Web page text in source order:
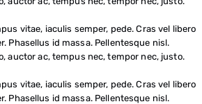
vitae, iaculis semper, pede. Cras vel libero
Phasellus id massa. Pellentesque nisl.
auctor ac, tempus nec, tempor nec, justo.
vitae, iaculis semper, pede. Cras vel libero
Phasellus id massa. Pellentesque nisl.